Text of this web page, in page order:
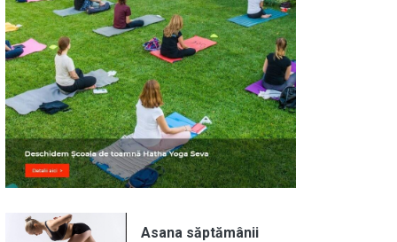
Asana săptămânii